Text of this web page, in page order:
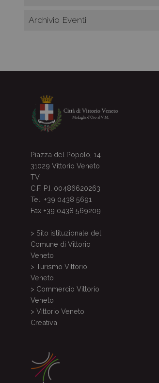
Archivio Eventi
Piazza del Popolo, 14
31029 Vittorio Veneto
TV
C.F. P.I. 00486620263
Tel. +39 0438 5691
Fax +39 0438 569209
> Sito istituzionale del
Comune di Vittorio
Veneto
> Turismo Vittorio
Veneto
> Commercio Vittorio
Veneto
> Vittorio Veneto
Creativa